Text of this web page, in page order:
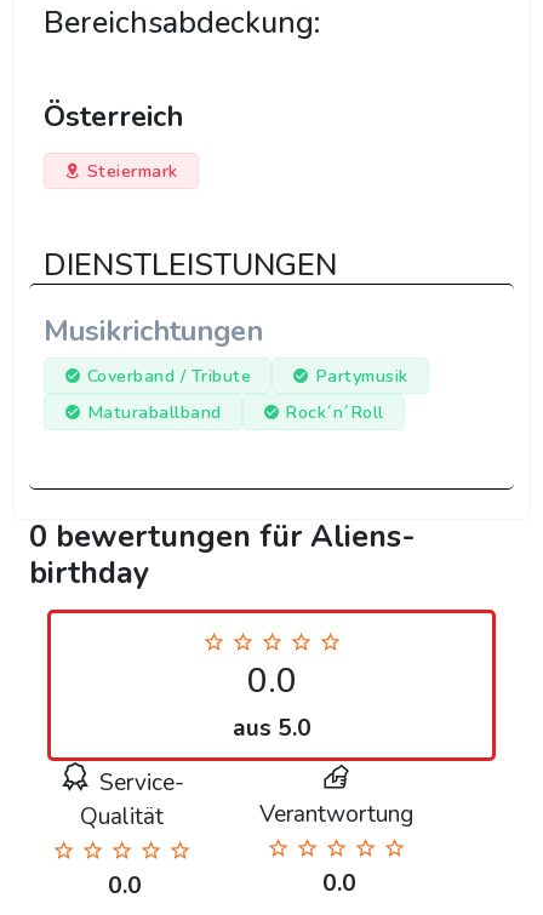
Bereichsabdeckung:
Österreich
Steiermark
DIENSTLEISTUNGEN
Musikrichtungen
Coverband / Tribute
Partymusik
Maturaballband
Rock´n´Roll
0 bewertungen für Aliens-
birthday
0.0
aus 5.0
Service-
Qualität
0.0
Verantwortung
0.0